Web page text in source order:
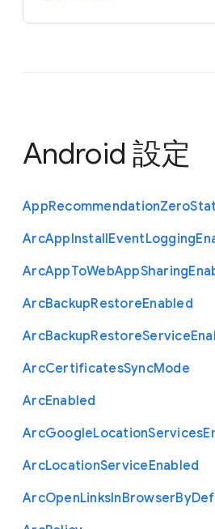
Android 設定
AppRecommendationZero
ArcAppInstallEventLogging
ArcAppToWebAppSharing
ArcBackupRestoreEnabled
ArcBackupRestoreService
ArcCertificatesSyncMode
ArcEnabled
ArcGoogleLocationServices
ArcLocationServiceEnabled
ArcOpenLinksInBrowserBy